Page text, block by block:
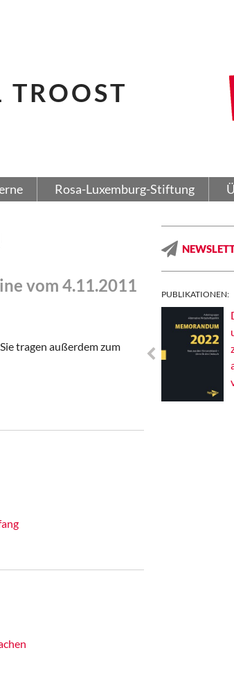
TROOST
Rosa-Luxemburg-Stiftung
vom 4.11.2011
tragen außerdem zum
PUBLIKATIONEN: